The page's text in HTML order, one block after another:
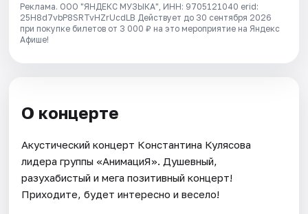
Реклама. ООО "ЯНДЕКС МУЗЫКА", ИНН: 9705121040 erid:
25H8d7vbP8SRTvHZrUcdLB Действует до 30 сентября 2026
при покупке билетов от 3 000 ₽ на это мероприятие на Яндекс
Афише!
О концерте
Акустический концерт Константина Кулясова
лидера группы «АнимациЯ». Душевный,
разухабистый и мега позитивный концерт!
Приходите, будет интересно и весело!